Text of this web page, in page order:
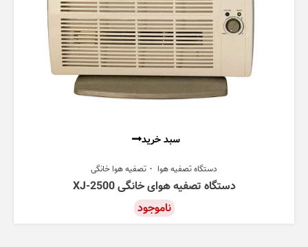
سبد خرید
دستگاه تصفیه هوا تصفیه هوا خانگی
دستگاه تصفیه هوای خانگی XJ-2500
ناموجود